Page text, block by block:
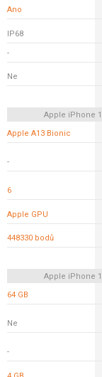
Ano
IP68
-
Ne
Apple iPhone
Apple A13 Bionic
-
6
Apple GPU
448330 bodů
Apple iPhone
64 GB
Ne
-